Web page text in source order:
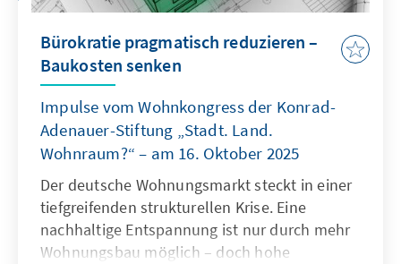
Bürokratie pragmatisch reduzieren –
Baukosten senken
Impulse vom Wohnkongress der Konrad-
Adenauer-Stiftung „Stadt. Land.
Wohnraum?“ – am 16. Oktober 2025
Der deutsche Wohnungsmarkt steckt in einer
tiefgreifenden strukturellen Krise. Eine
nachhaltige Entspannung ist nur durch mehr
Wohnungsbau möglich – doch hohe